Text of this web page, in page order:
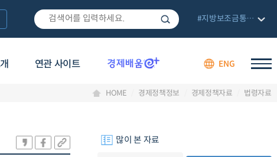
연관 사이트 ENG
#지방보조금통합관리망
HOME 경제정책정보 경제정책자료 법령자료
많이 본 자료